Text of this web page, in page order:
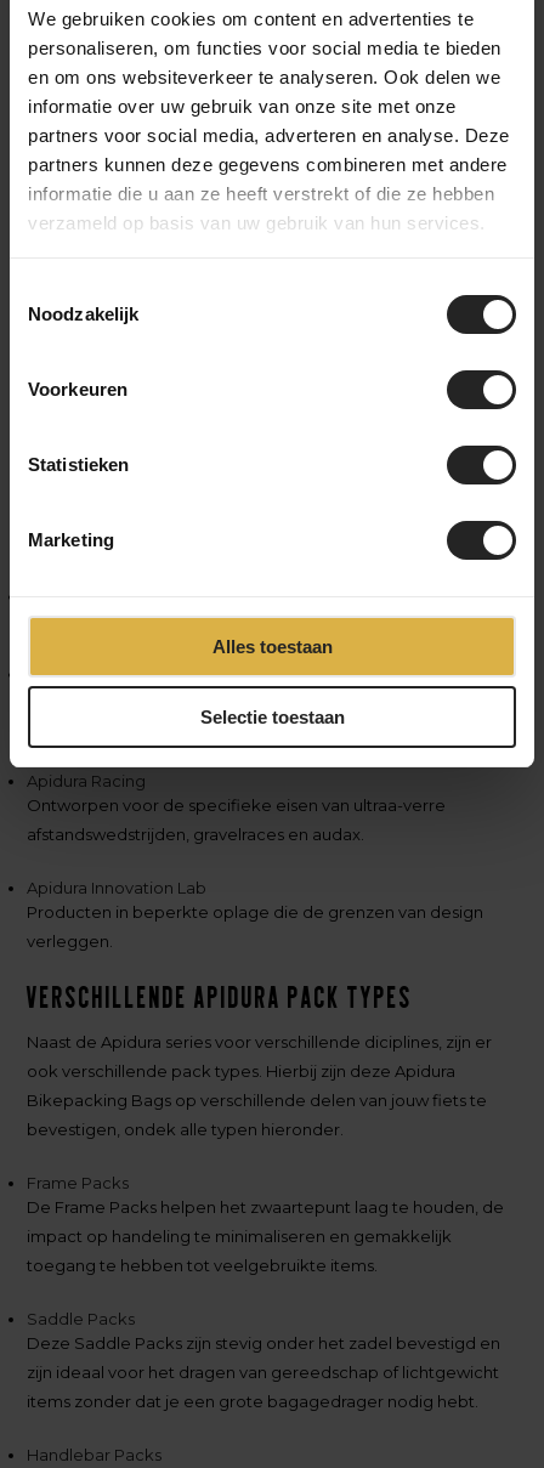
We gebruiken cookies om content en advertenties te
personaliseren, om functies voor social media te bieden
en om ons websiteverkeer te analyseren. Ook delen we
informatie over uw gebruik van onze site met onze
partners voor social media, adverteren en analyse. Deze
partners kunnen deze gegevens combineren met andere
informatie die u aan ze heeft verstrekt of die ze hebben
verzameld op basis van uw gebruik van hun services.
Noodzakelijk
Voorkeuren
Statistieken
Marketing
Alles toestaan
Selectie toestaan
Bekijk de pack types
Frame Packs Saddle packs
Handlebar packs Top Tube packs
Fork packs
!@@@!
Apidura heeft verschillende series bikepacking bags die
hieronder.
Gemaakt voor road riding en lange tochten.
Apidura Backcountry
Apidura Racing
Ontworpen voor de specifieke eisen van ultraa-verre
afstandswedstrijden, gravelraces en audax.
Apidura Innovation Lab
Producten in beperkte oplage die de grenzen van design
verleggen.
Verschillende Apidura pack types
Naast de Apidura series voor verschillende diciplines, zijn er
ook verschillende pack types. Hierbij zijn deze Apidura
Bikepacking Bags op verschillende delen van jouw fiets te
bevestigen, ondek alle typen hieronder.
Frame Packs
De Frame Packs helpen het zwaartepunt laag te houden, de
impact op handeling te minimaliseren en gemakkelijk
toegang te hebben tot veelgebruikte items.
Saddle Packs
Deze Saddle Packs zijn stevig onder het zadel bevestigd en
zijn ideaal voor het dragen van gereedschap of lichtgewicht
items zonder dat je een grote bagagedrager nodig hebt.
Handlebar Packs